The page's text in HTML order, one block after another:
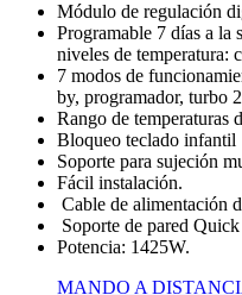
Módulo de regulación
Programable 7 días a la
niveles de temperatura:
7 modos de
by, programador, turbo
Rango de temperaturas
Bloqueo teclado infantil
Soporte para sujeción
Fácil instalación.
Cable de alimentación
Soporte de pared
Potencia: 1425W.
MANDO A